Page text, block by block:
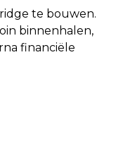
te bouwen.
binnenhalen,
financiële